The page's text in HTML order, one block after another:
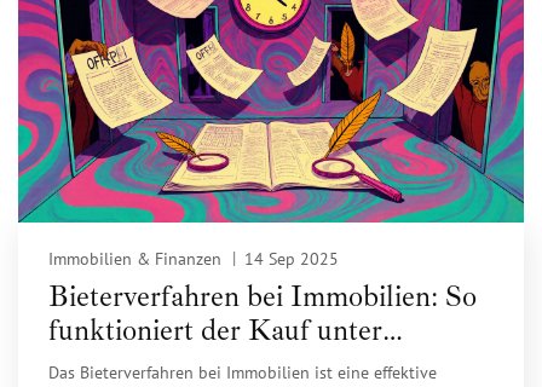
Immobilien & Finanzen 14 Sep 2025
Bieterverfahren bei Immobilien: So
funktioniert der Kauf unter
Wettbewerb
Das Bieterverfahren bei Immobilien ist eine effektive